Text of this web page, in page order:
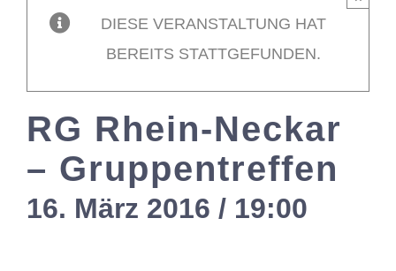
Mitglieder /
DIESE VERANSTALTUNG HAT
BEREITS STATTGEFUNDEN.
RG Rhein-Neckar
– Gruppentreffen
16. März 2016 / 19:00